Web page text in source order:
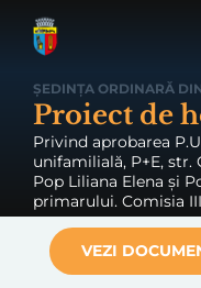
ȘEDINȚA ORDINARĂ
Proiect de
Privind aprobarea
unifamilială, P+E, str.
Pop Liliana Elena și
primarului. Comisia
VEZI